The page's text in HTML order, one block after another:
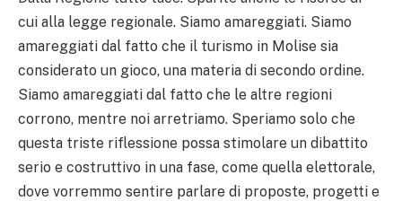
cui alla legge regionale. Siamo amareggiati. Siamo
amareggiati dal fatto che il turismo in Molise sia
considerato un gioco, una materia di secondo ordine.
Siamo amareggiati dal fatto che le altre regioni
corrono, mentre noi arretriamo. Speriamo solo che
questa triste riflessione possa stimolare un dibattito
serio e costruttivo in una fase, come quella elettorale,
dove vorremmo sentire parlare di proposte, progetti e